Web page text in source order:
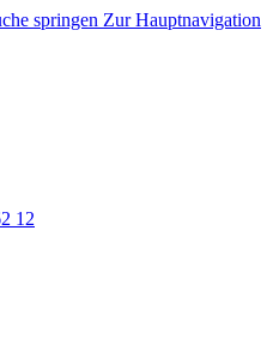
springen Zur Hauptnavigation
12